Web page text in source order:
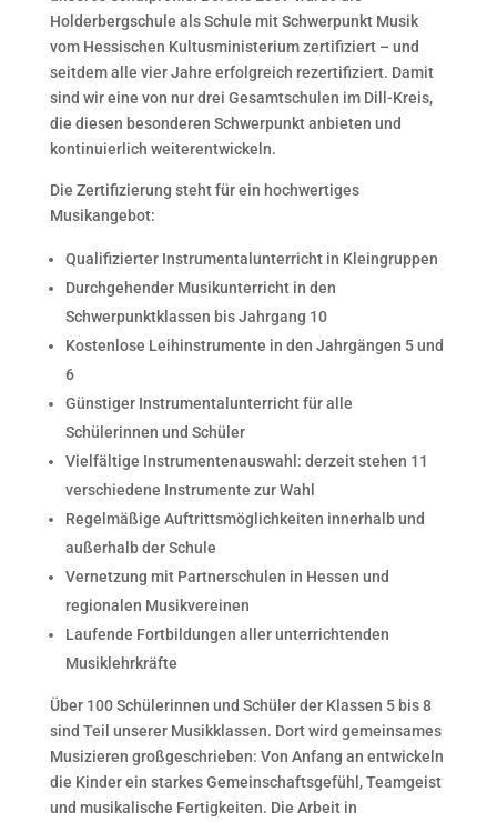
Holderbergschule als Schule mit Schwerpunkt Musik
vom Hessischen Kultusministerium zertifiziert – und
seitdem alle vier Jahre erfolgreich rezertifiziert. Damit
sind wir eine von nur drei Gesamtschulen im Dill-Kreis,
die diesen besonderen Schwerpunkt anbieten und
kontinuierlich weiterentwickeln.
Die Zertifizierung steht für ein hochwertiges
Musikangebot:
Qualifizierter Instrumentalunterricht in Kleingruppen
Durchgehender Musikunterricht in den
Schwerpunktklassen bis Jahrgang 10
Kostenlose Leihinstrumente in den Jahrgängen 5 und
6
Günstiger Instrumentalunterricht für alle
Schülerinnen und Schüler
Vielfältige Instrumentenauswahl: derzeit stehen 11
verschiedene Instrumente zur Wahl
Regelmäßige Auftrittsmöglichkeiten innerhalb und
außerhalb der Schule
Vernetzung mit Partnerschulen in Hessen und
regionalen Musikvereinen
Laufende Fortbildungen aller unterrichtenden
Musiklehrkräfte
Über 100 Schülerinnen und Schüler der Klassen 5 bis 8
sind Teil unserer Musikklassen. Dort wird gemeinsames
Musizieren großgeschrieben: Von Anfang an entwickeln
die Kinder ein starkes Gemeinschaftsgefühl, Teamgeist
und musikalische Fertigkeiten. Die Arbeit in